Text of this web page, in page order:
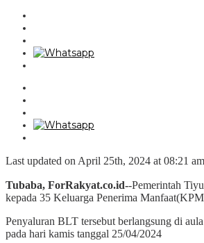
Last updated on April 25th, 2024 at 08:21 am
Tubaba, ForRakyat.co.id--Pemerintah
kepada 35 Keluarga Penerima
Penyaluran BLT tersebut berlangsung di
pada hari kamis tanggal 25/04/2024